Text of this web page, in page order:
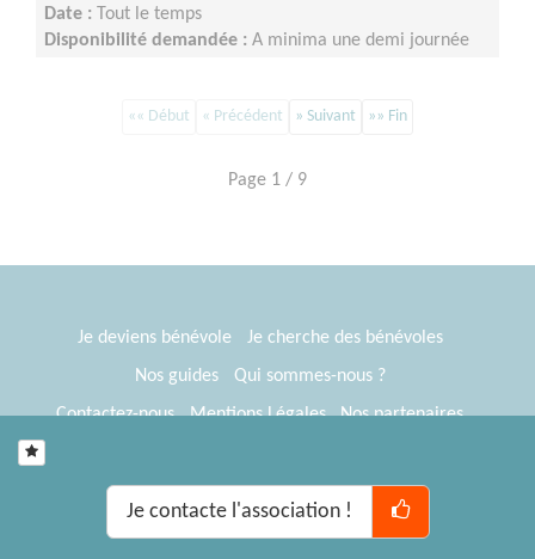
Date : Tout le temps
Disponibilité demandée : A minima une demi journée
«« Début « Précédent » Suivant »» Fin
Page 1 / 9
Je contacte l'association !
Je deviens bénévole
Je cherche des bénévoles
Nos guides
Qui sommes-nous ?
Contactez-nous
Mentions Légales
Nos partenaires
® Tous Bénévoles 2012-2026
Webkast